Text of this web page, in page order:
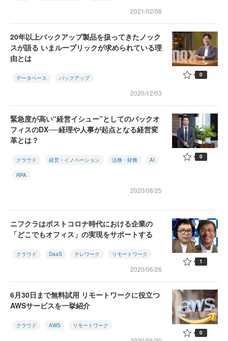
2021/02/08
20年以上バックアップ製品を扱ってきたノック
スが語る いまルーブリックが求められている理
由とは
データベース バックアップ
2020/12/03
0
緊急度が高い“経営イシュー”としてのバックオ
フィスのDX──経理や人事が起点となる経営変
革とは？
クラウド 経営・イノベーション 法務・財務 AI
RPA
2020/08/25
0
ニフクラはポストコロナ時代における企業の
「どこでもオフィス」の実現をサポートする
クラウド DaaS テレワーク リモートワーク
2020/06/26
1
6月30日まで無料試用 リモートワークに役立つ
AWSサービスを一挙紹介
クラウド AWS リモートワーク
0